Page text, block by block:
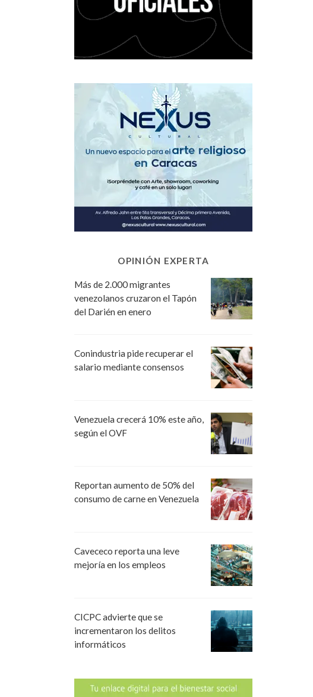
OPINIÓN EXPERTA
Más de 2.000 migrantes
venezolanos cruzaron el Tapón
del Darién en enero
Conindustria pide recuperar el
salario mediante consensos
Venezuela crecerá 10% este año,
según el OVF
Reportan aumento de 50% del
consumo de carne en Venezuela
Cavececo reporta una leve
mejoría en los empleos
CICPC advierte que se
incrementaron los delitos
informáticos